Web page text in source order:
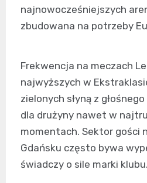
najnowocześniejszych
zbudowana na potrzeby
Frekwencja na meczach
najwyższych w
zielonych słyną z
dla drużyny nawet w
momentach. Sektor gości
Gdańsku często bywa
świadczy o sile marki klubu.